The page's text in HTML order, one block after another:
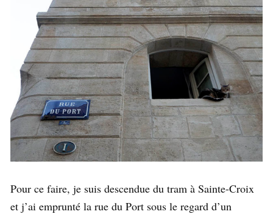
Pour ce faire, je suis descendue du tram à Sainte-Croix
et j’ai emprunté la rue du Port sous le regard d’un